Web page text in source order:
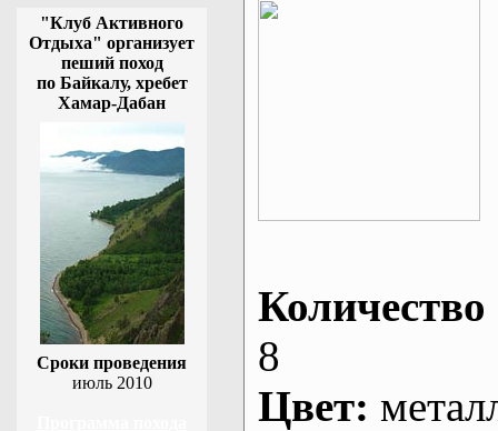
"Клуб Активного
Отдыха" организует
пеший поход
по Байкалу, хребет
Хамар-Дабан
Сроки проведения
июль 2010
Количество
8
Цвет: